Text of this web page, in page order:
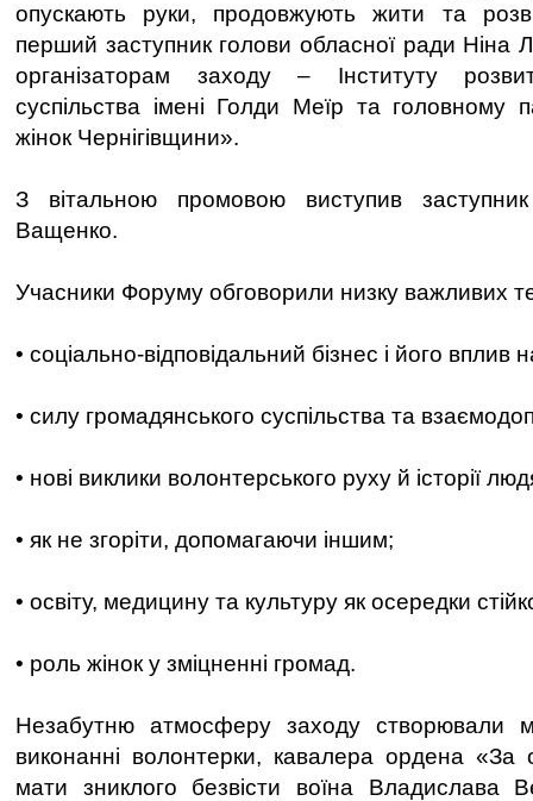
опускають руки, продовжують жити та
перший заступник голови обласної ради Ніна
організаторам заходу – Інституту
суспільства імені Голди Меїр та головному
жінок Чернігівщини».
З вітальною промовою виступив
Ващенко.
Учасники Форуму обговорили низку важливих
• соціально-відповідальний бізнес і його вплив
• силу громадянського суспільства та
• нові виклики волонтерського руху й історії
• як не згоріти, допомагаючи іншим;
• освіту, медицину та культуру як осередки
• роль жінок у зміцненні громад.
Незабутню атмосферу заходу створювали
виконанні волонтерки, кавалера ордена «За
мати зниклого безвісти воїна Владислава